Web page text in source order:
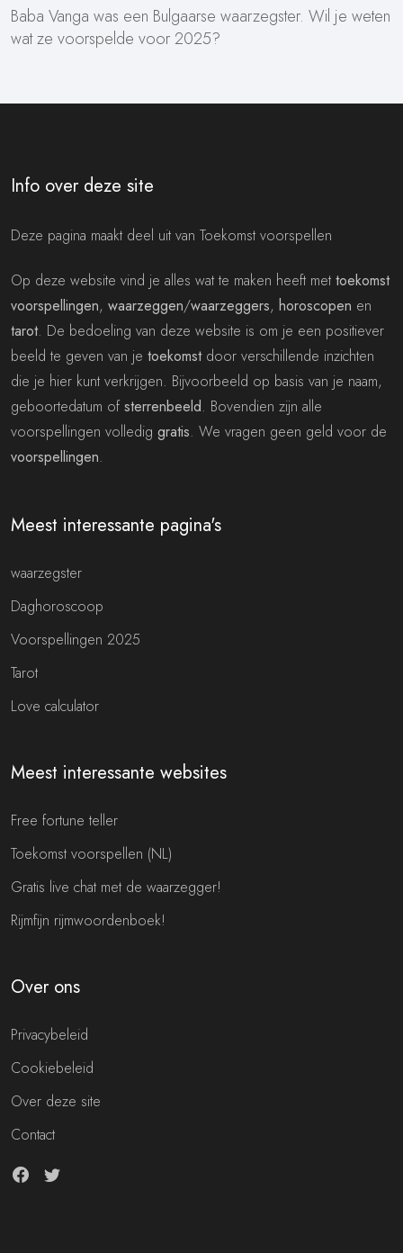
Baba Vanga was een Bulgaarse waarzegster. Wil je weten
wat ze voorspelde voor 2025?
Info over deze site
Deze pagina maakt deel uit van Toekomst voorspellen
Op deze website vind je alles wat te maken heeft met toekomst
voorspellingen, waarzeggen/waarzeggers, horoscopen en
tarot. De bedoeling van deze website is om je een positiever
beeld te geven van je toekomstdoor verschillende inzichten
die je hier kunt verkrijgen. Bijvoorbeeld op basis van je naam,
geboortedatum ofsterrenbeeld. Bovendien zijn alle
voorspellingen volledig gratis. We vragen geen geld voor de
voorspellingen.
Meest interessante pagina's
waarzegster
Daghoroscoop
Voorspellingen 2025
Tarot
Love calculator
Meest interessante websites
Free fortune teller
Toekomst voorspellen (NL)
Gratis live chat met de waarzegger!
Rijmfijn rijmwoordenboek!
Over ons
Privacybeleid
Cookiebeleid
Over deze site
Contact